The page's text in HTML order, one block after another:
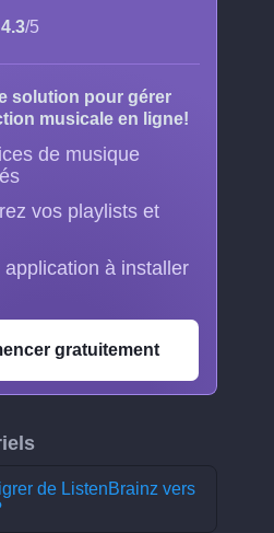
4.3/5
solution pour gérer
musicale en ligne!
de musique
vos playlists et
application à installer
gratuitement
de ListenBrainz vers